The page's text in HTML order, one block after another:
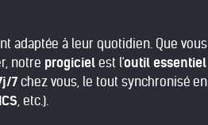
adaptée à leur quotidien. Que vous
notre progiciel est l'outil essentiel
7chez vous, le tout synchronisé en
, etc.).